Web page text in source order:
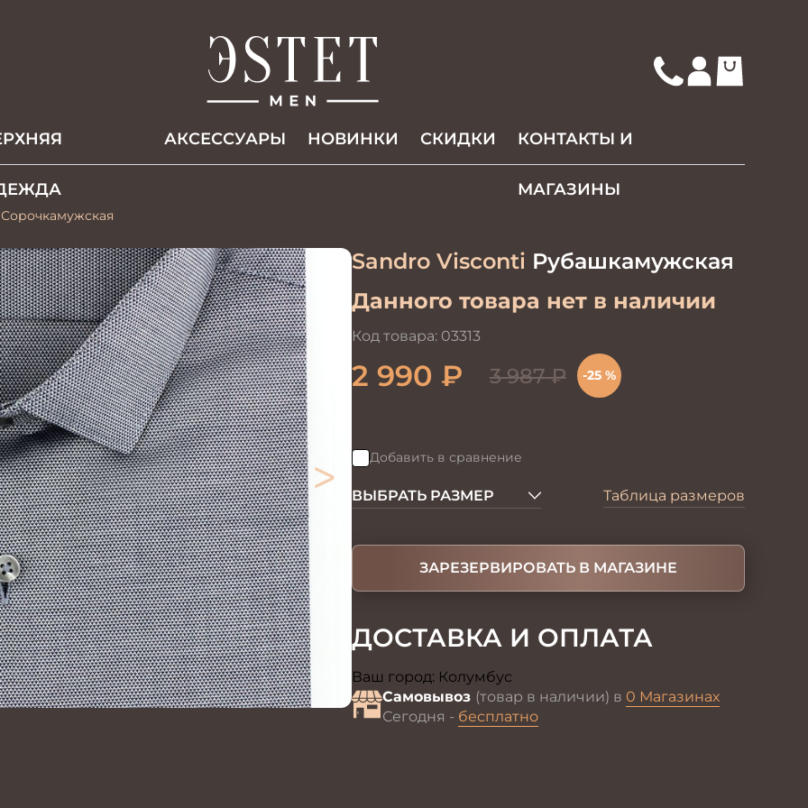
АКCЕССУАРЫ НОВИНКИ СКИДКИ КОНТАКТЫ И
МАГАЗИНЫ
Сорочкамужская
>
Sandro Visconti Рубашкамужская
Данного товара нет в наличии
Код товара: 03313
2 990 ₽ 3 987₽ -25 %
Добавить в сравнение
ВЫБРАТЬ РАЗМЕР Таблица размеров
ЗАРЕЗЕРВИРОВАТЬ В МАГАЗИНЕ
ДОСТАВКА И ОПЛАТА
Ваш город: Колумбус
Самовывоз (товар в наличии) в 0 Магазинах
Сегодня - бесплатно